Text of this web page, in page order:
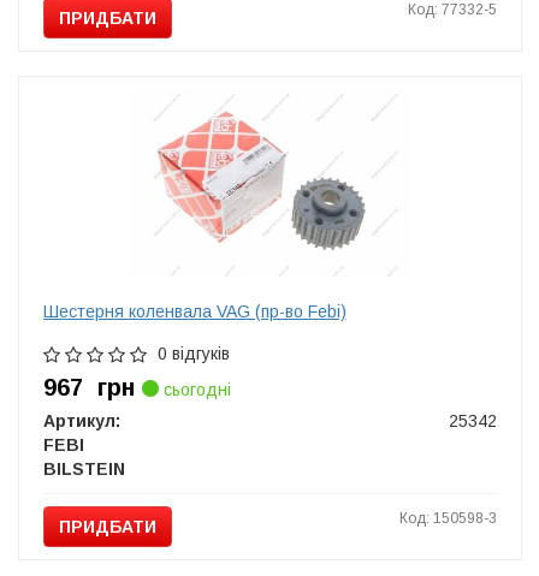
ПРИДБАТИ Код: 77332-5
Шестерня коленвала VAG (пр-во Febi)
0 відгуків
967 грн
сьогодні
Артикул:
25342
FEBI
BILSTEIN
ПРИДБАТИ Код: 150598-3